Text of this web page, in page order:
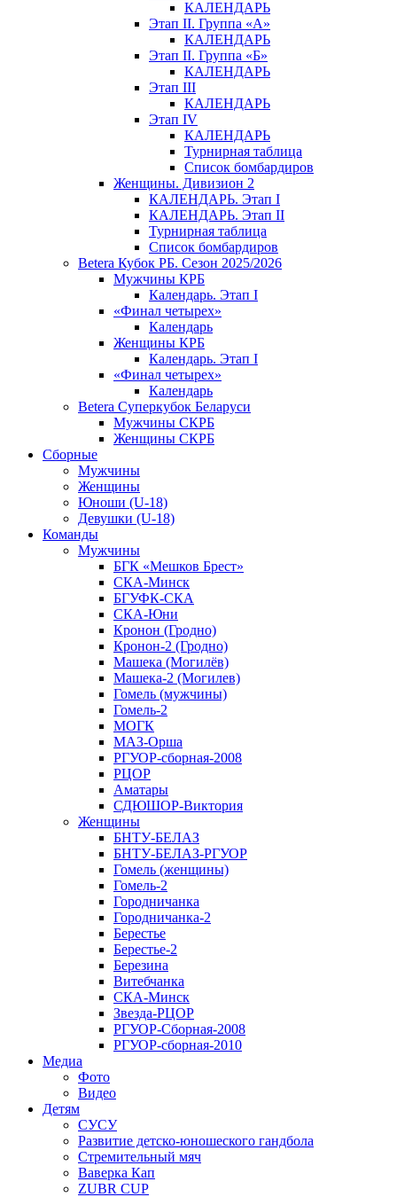
КАЛЕНДАРЬ
Этап II. Группа «А»
КАЛЕНДАРЬ
Этап II. Группа «Б»
КАЛЕНДАРЬ
Этап III
КАЛЕНДАРЬ
Этап IV
КАЛЕНДАРЬ
Турнирная таблица
Список бомбардиров
Женщины. Дивизион 2
КАЛЕНДАРЬ. Этап I
КАЛЕНДАРЬ. Этап II
Турнирная таблица
Список бомбардиров
Betera Кубок РБ. Сезон 2025/2026
Мужчины КРБ
Календарь. Этап I
«Финал четырех»
Календарь
Женщины КРБ
Календарь. Этап I
«Финал четырех»
Календарь
Betera Суперкубок Беларуси
Мужчины СКРБ
Женщины СКРБ
Сборные
Мужчины
Женщины
Юноши (U-18)
Девушки (U-18)
Команды
Мужчины
БГК «Мешков Брест»
СКА-Минск
БГУФК-СКА
СКА-Юни
Кронон (Гродно)
Кронон-2 (Гродно)
Машека (Могилёв)
Машека-2 (Могилев)
Гомель (мужчины)
Гомель-2
МОГК
МАЗ-Орша
РГУОР-сборная-2008
РЦОР
Аматары
СДЮШОР-Виктория
Женщины
БНТУ-БЕЛАЗ
БНТУ-БЕЛАЗ-РГУОР
Гомель (женщины)
Гомель-2
Городничанка
Городничанка-2
Берестье
Берестье-2
Березина
Витебчанка
СКА-Минск
Звезда-РЦОР
РГУОР-Сборная-2008
РГУОР-сборная-2010
Медиа
Фото
Видео
Детям
СУСУ
Развитие детско-юношеского гандбола
Стремительный мяч
Ваверка Кап
ZUBR CUP